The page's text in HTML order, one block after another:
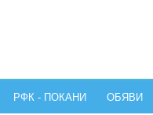
РФК - ПОКАНИ ОБЯВИ